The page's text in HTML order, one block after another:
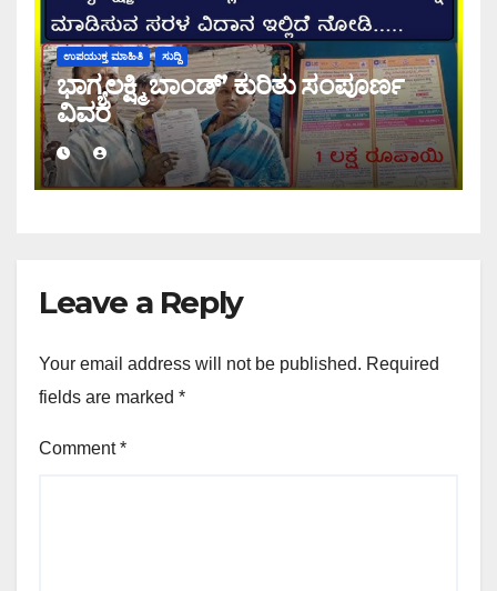
ಉಪಯುಕ್ತ ಮಾಹಿತಿ ಸುದ್ದಿ
ಭಾಗ್ಯಲಕ್ಷ್ಮಿ ಬಾಂಡ್’ ಕುರಿತು ಸಂಪೂರ್ಣ
ವಿವರ
Leave a Reply
Your email address will not be published. Required
fields are marked *
Comment*